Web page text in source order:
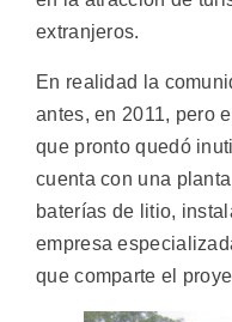
extranjeros.
En realidad la
antes, en 2011, pero
que pronto quedó
cuenta con una
baterías de litio,
empresa
que comparte el